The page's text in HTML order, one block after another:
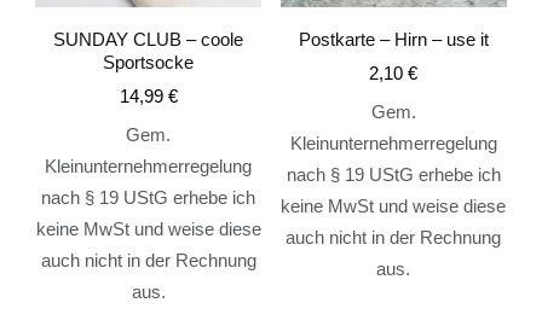
SUNDAY CLUB – coole
Sportsocke
14,99 €
Gem.
Kleinunternehmerregelung
nach § 19 UStG erhebe ich
keine MwSt und weise diese
auch nicht in der Rechnung
aus.
Postkarte – Hirn – use it
2,10€
Gem.
Kleinunternehmerregelung
nach § 19 UStG erhebe ich
keine MwSt und weise diese
auch nicht in der Rechnung
aus.